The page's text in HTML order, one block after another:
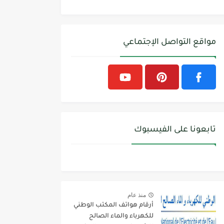
مواقع التواصل الإجتماعي
تابعونا على الفيسبوك
منذ عام
أرقام هواتف المكتب الوطني
للكهرباء والماء الصالح